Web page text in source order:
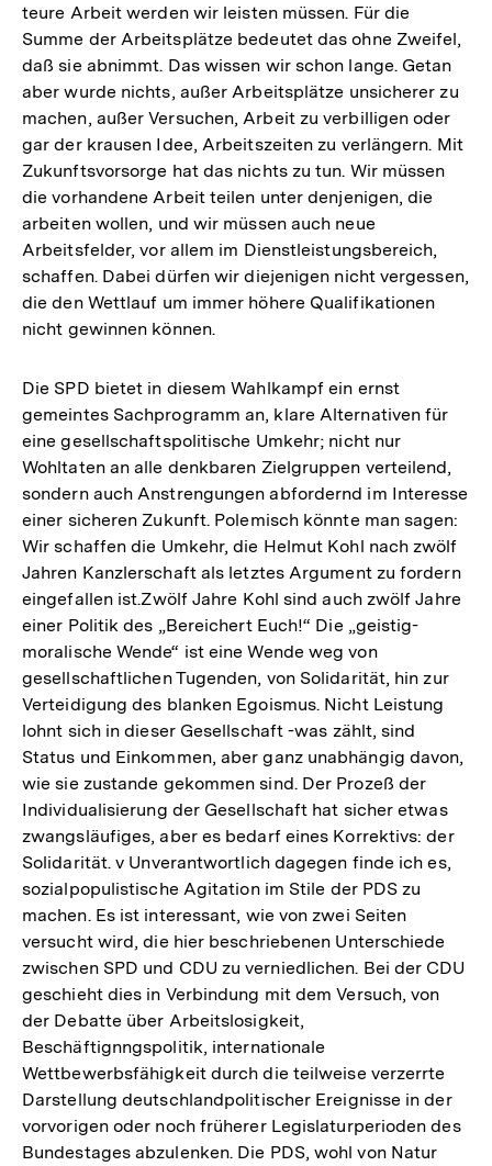
teure Arbeit werden wir leisten müssen. Für die
Summe der Arbeitsplätze bedeutet das ohne Zweifel,
daß sie abnimmt. Das wissen wir schon lange. Getan
aber wurde nichts, außer Arbeitsplätze unsicherer zu
machen, außer Versuchen, Arbeit zu verbilligen oder
gar der krausen Idee, Arbeitszeiten zu verlängern. Mit
Zukunftsvorsorge hat das nichts zu tun. Wir müssen
die vorhandene Arbeit teilen unter denjenigen, die
arbeiten wollen, und wir müssen auch neue
Arbeitsfelder, vor allem im Dienstleistungsbereich,
schaffen. Dabei dürfen wir diejenigen nicht vergessen,
die den Wettlauf um immer höhere Qualifikationen
nicht gewinnen können.
Die SPD bietet in diesem Wahlkampf ein ernst
gemeintes Sachprogramm an, klare Alternativen für
eine gesellschaftspolitische Umkehr; nicht nur
Wohltaten an alle denkbaren Zielgruppen verteilend,
sondern auch Anstrengungen abfordernd im Interesse
einer sicheren Zukunft. Polemisch könnte man sagen:
Wir schaffen die Umkehr, die Helmut Kohl nach zwölf
Jahren Kanzlerschaft als letztes Argument zu fordern
eingefallen ist.Zwölf Jahre Kohl sind auch zwölf Jahre
einer Politik des „Bereichert Euch!“ Die „geistig-
moralische Wende“ ist eine Wende weg von
gesellschaftlichen Tugenden, von Solidarität, hin zur
Verteidigung des blanken Egoismus. Nicht Leistung
lohnt sich in dieser Gesellschaft -was zählt, sind
Status und Einkommen, aber ganz unabhängig davon,
wie sie zustande gekommen sind. Der Prozeß der
Individualisierung der Gesellschaft hat sicher etwas
zwangsläufiges, aber es bedarf eines Korrektivs: der
Solidarität. v Unverantwortlich dagegen finde ich es,
sozialpopulistische Agitation im Stile der PDS zu
machen. Es ist interessant, wie von zwei Seiten
versucht wird, die hier beschriebenen Unterschiede
zwischen SPD und CDU zu verniedlichen. Bei der CDU
geschieht dies in Verbindung mit dem Versuch, von
der Debatte über Arbeitslosigkeit,
Beschäftignngspolitik, internationale
Wettbewerbsfähigkeit durch die teilweise verzerrte
Darstellung deutschlandpolitischer Ereignisse in der
vorvorigen oder noch früherer Legislaturperioden des
Bundestages abzulenken. Die PDS, wohl von Natur